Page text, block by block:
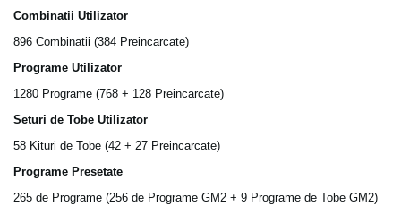
Combinatii Utilizator
896 Combinatii (384 Preincarcate)
Programe Utilizator
1280 Programe (768 + 128 Preincarcate)
Seturi de Tobe Utilizator
58 Kituri de Tobe (42 + 27 Preincarcate)
Programe Presetate
265 de Programe (256 de Programe GM2 + 9 Programe de Tobe GM2)